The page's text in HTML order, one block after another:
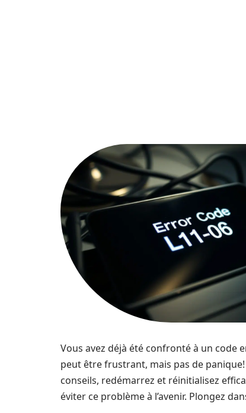
Vous avez déjà été confronté à un code
peut être frustrant, mais pas de
conseils, redémarrez et réinitialisez
éviter ce problème à l’avenir. Plongez